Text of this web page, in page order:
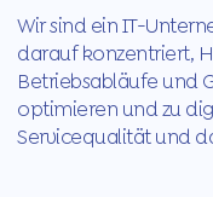
Wir sind ein IT-
darauf konzentriert,
Betriebsabläufe und
optimieren und zu
Servicequalität und